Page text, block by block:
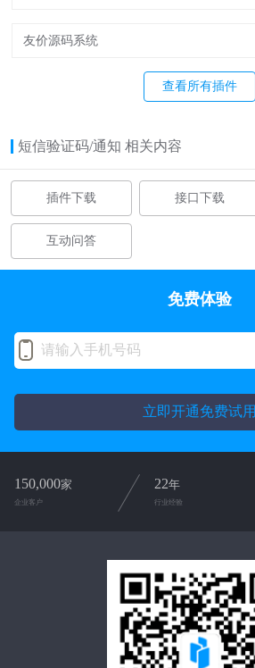
友价源码系统
查看所有插件
短信验证码/通知 相关内容
插件下载 接口下载
互动问答
免费体验
立即开通免费试用
150,000家
企业客户
22年
行业经验